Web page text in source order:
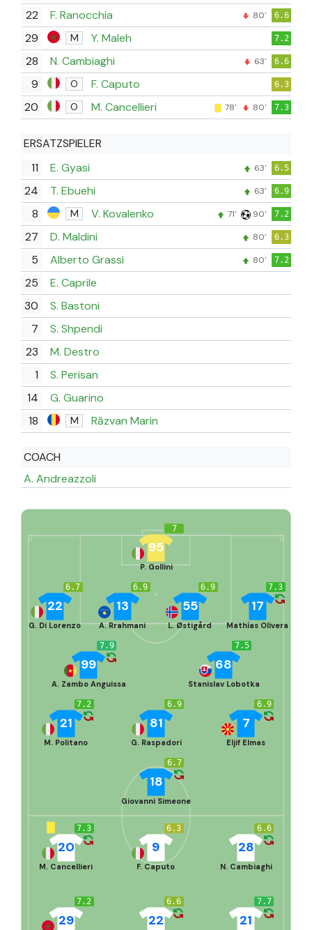
22 F. Ranocchia 80' 6.6
29 M Y. Maleh 7.2
28 N. Cambiaghi 63' 6.6
9 O F. Caputo 6.3
20 O M. Cancellieri 78' 80' 7.3
ERSATZSPIELER
11
E. Gyasi 63' 6.5
24 T. Ebuehi 63' 6.9
8 M V. Kovalenko 71' 90' 7.2
27 D. Maldini 80' 6.3
5 Alberto Grassi 80' 7.2
25
E. Caprile
30
S. Bastoni
7
S. Shpendi
23
M. Destro
1
S. Perisan
14
G. Guarino
18
M Răzvan Marin
COACH
A. Andreazzoli
7
95
P. Gollini
7.3
17
Mathías Olivera
6.9
55
L. Østigård
6.9
13
A. Rrahmani
6.7
22
G. Di Lorenzo
7.5
68
Stanislav Lobotka
7.9
99
A. Zambo Anguissa
6.9
7
Eljif Elmas
6.9
81
G. Raspadori
7.2
21
M. Politano
6.7
18
Giovanni Simeone
7.2
29
6.6
22
7.7
21
7.3
20
M. Cancellieri
6.3
9
F. Caputo
6.6
28
N. Cambiaghi